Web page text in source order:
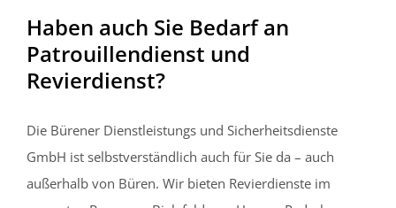
Haben auch Sie Bedarf an
Patrouillendienst und
Revierdienst?
Die Bürener Dienstleistungs und Sicherheitsdienste
GmbH ist selbstverständlich auch für Sie da – auch
außerhalb von Büren. Wir bieten Revierdienste im